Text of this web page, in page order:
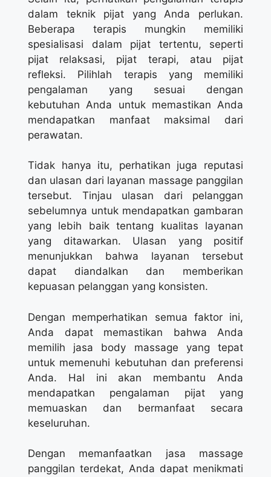
dalam teknik pijat yang Anda perlukan.
Beberapa terapis mungkin memiliki
spesialisasi dalam pijat tertentu, seperti
pijat relaksasi, pijat terapi, atau pijat
refleksi. Pilihlah terapis yang memiliki
pengalaman yang sesuai dengan
kebutuhan Anda untuk memastikan Anda
mendapatkan manfaat maksimal dari
perawatan.
Tidak hanya itu, perhatikan juga reputasi
dan ulasan dari layanan massage panggilan
tersebut. Tinjau ulasan dari pelanggan
sebelumnya untuk mendapatkan gambaran
yang lebih baik tentang kualitas layanan
yang ditawarkan. Ulasan yang positif
menunjukkan bahwa layanan tersebut
dapat diandalkan dan memberikan
kepuasan pelanggan yang konsisten.
Dengan memperhatikan semua faktor ini,
Anda dapat memastikan bahwa Anda
memilih jasa body massage yang tepat
untuk memenuhi kebutuhan dan preferensi
Anda. Hal ini akan membantu Anda
mendapatkan pengalaman pijat yang
memuaskan dan bermanfaat secara
keseluruhan.
Dengan memanfaatkan jasa massage
panggilan terdekat, Anda dapat menikmati